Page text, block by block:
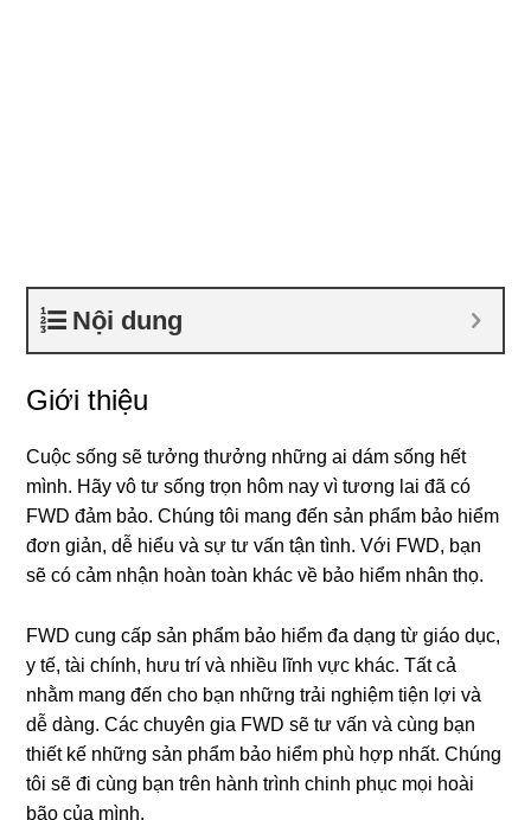
Nội dung
Giới thiệu
Cuộc sống sẽ tưởng thưởng những ai dám sống hết
mình. Hãy vô tư sống trọn hôm nay vì tương lai đã có
FWD đảm bảo. Chúng tôi mang đến sản phẩm bảo hiểm
đơn giản, dễ hiểu và sự tư vấn tận tình. Với FWD, bạn
sẽ có cảm nhận hoàn toàn khác về bảo hiểm nhân thọ.
FWD cung cấp sản phẩm bảo hiểm đa dạng từ giáo dục,
y tế, tài chính, hưu trí và nhiều lĩnh vực khác. Tất cả
nhằm mang đến cho bạn những trải nghiệm tiện lợi và
dễ dàng. Các chuyên gia FWD sẽ tư vấn và cùng bạn
thiết kế những sản phẩm bảo hiểm phù hợp nhất. Chúng
tôi sẽ đi cùng bạn trên hành trình chinh phục mọi hoài
bão của mình.